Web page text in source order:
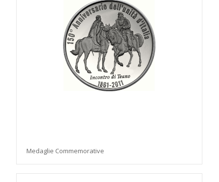
Medaglie Commemorative